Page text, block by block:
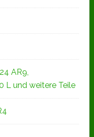
AR9,
L und weitere Teile